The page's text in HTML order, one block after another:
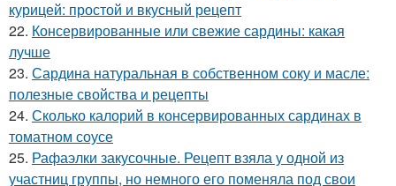
курицей: простой и вкусный рецепт
22. Консервированные или свежие сардины: какая
лучше
23. Сардина натуральная в собственном соку и масле:
полезные свойства и рецепты
24. Сколько калорий в консервированных сардинах в
томатном соусе
25. Рафаэлки закусочные. Рецепт взяла у одной из
участниц группы, но немного его поменяла под свои